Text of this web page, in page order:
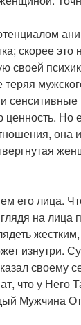
скорее это
своей
теряя
ценность. Но
она
его лица.
на
изнутри.
своему
что у Него
Мужчина